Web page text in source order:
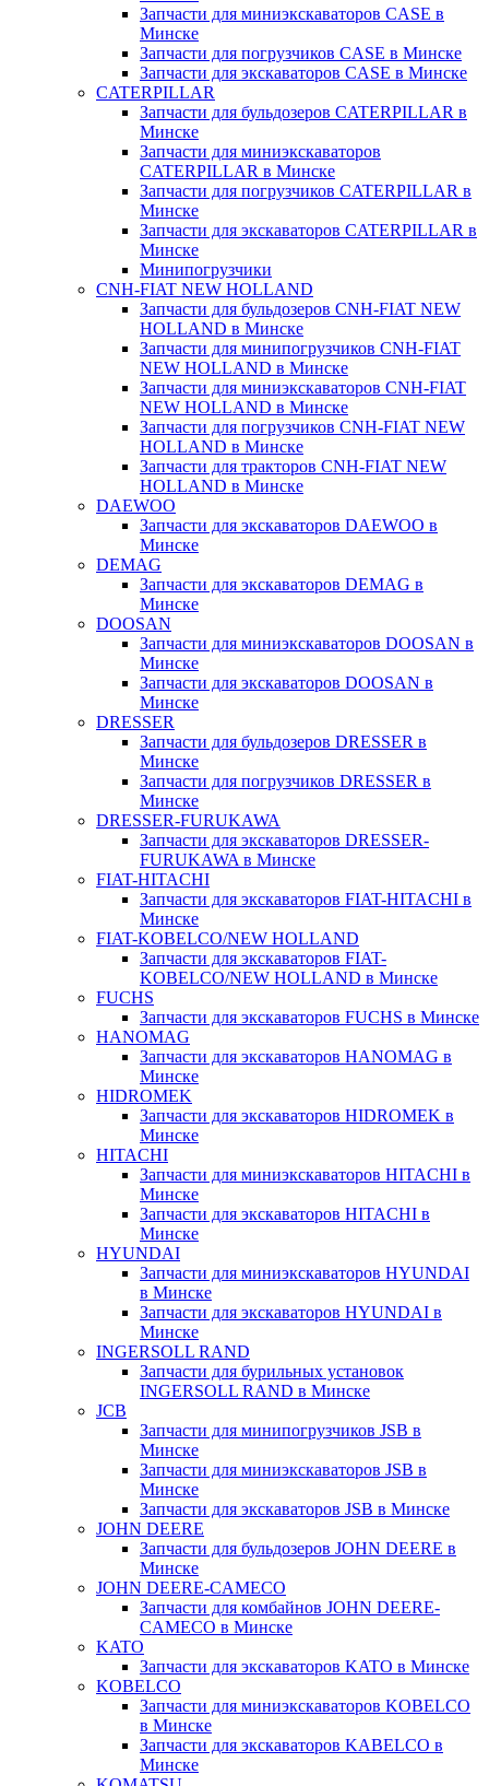
Запчасти для миниэкскаваторов CASE в
Минске
Запчасти для погрузчиков CASE в Минске
Запчасти для экскаваторов CASE в Минске
CATERPILLAR
Запчасти для бульдозеров CATERPILLAR в
Минске
Запчасти для миниэкскаваторов
CATERPILLAR в Минске
Запчасти для погрузчиков CATERPILLAR в
Минске
Запчасти для экскаваторов CATERPILLAR в
Минскe
Минипогрузчики
CNH-FIAT NEW HOLLAND
Запчасти для бульдозеров CNH-FIAT NEW
HOLLAND в Минске
Запчасти для минипогрузчиков CNH-FIAT
NEW HOLLAND в Минске
Запчасти для миниэкскаваторов CNH-FIAT
NEW HOLLAND в Минске
Запчасти для погрузчиков CNH-FIAT NEW
HOLLAND в Минске
Запчасти для тракторов CNH-FIAT NEW
HOLLAND в Минске
DAEWOO
Запчасти для экскаваторов DAEWOO в
Минске
DEMAG
Запчасти для экскаваторов DEMAG в
Минске
DOOSAN
Запчасти для миниэкскаваторов DOOSAN в
Минске
Запчасти для экскаваторов DOOSAN в
Минске
DRESSER
Запчасти для бульдозеров DRESSER в
Минске
Запчасти для погрузчиков DRESSER в
Минске
DRESSER-FURUKAWA
Запчасти для экскаваторов DRESSER-
FURUKAWA в Минске
FIAT-HITACHI
Запчасти для экскаваторов FIAT-HITACHI в
Минске
FIAT-KOBELCO/NEW HOLLAND
Запчасти для экскаваторов FIAT-
KOBELCO/NEW HOLLAND в Минске
FUCHS
Запчасти для экскаваторов FUCHS в Минске
HANOMAG
Запчасти для экскаваторов HANOMAG в
Минске
HIDROMEK
Запчасти для экскаваторов HIDROMEK в
Минске
HITACHI
Запчасти для миниэкскаваторов HITACHI в
Минске
Запчасти для экскаваторов HITACHI в
Минске
HYUNDAI
Запчасти для миниэкскаваторов HYUNDAI
в Минске
Запчасти для экскаваторов HYUNDAI в
Минске
INGERSOLL RAND
Запчасти для бурильных установок
INGERSOLL RAND в Минске
JCB
Запчасти для минипогрузчиков JSB в
Минске
Запчасти для миниэкскаваторов JSB в
Минске
Запчасти для экскаваторов JSB в Минске
JOHN DEERE
Запчасти для бульдозеров JOHN DEERE в
Минске
JOHN DEERE-CAMECO
Запчасти для комбайнов JOHN DEERE-
CAMECO в Минске
KATO
Запчасти для экскаваторов KATO в Минске
KOBELCO
Запчасти для миниэкскаваторов KOBELCO
в Минске
Запчасти для экскаваторов KABELCO в
Минске